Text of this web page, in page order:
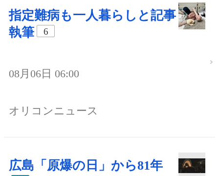
指定難病も一人暮らしと記事
執筆
6
08月06日 06:00
オリコンニュース
広島「原爆の日」から81年